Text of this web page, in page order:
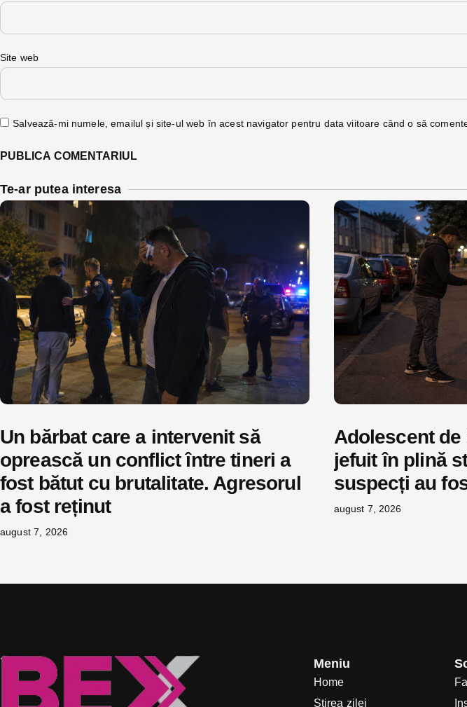
Site web
Salvează-mi numele, emailul și site-ul web în acest navigator pentru data viitoare când o să
Te-ar putea interesa
Un bărbat care a intervenit să
oprească un conflict între tineri a
fost bătut cu brutalitate. Agresorul
a fost reținut
august 7, 2026
Adolescent de
jefuit în plină
suspecți au
august 7, 2026
Meniu
Home
Știrea zilei